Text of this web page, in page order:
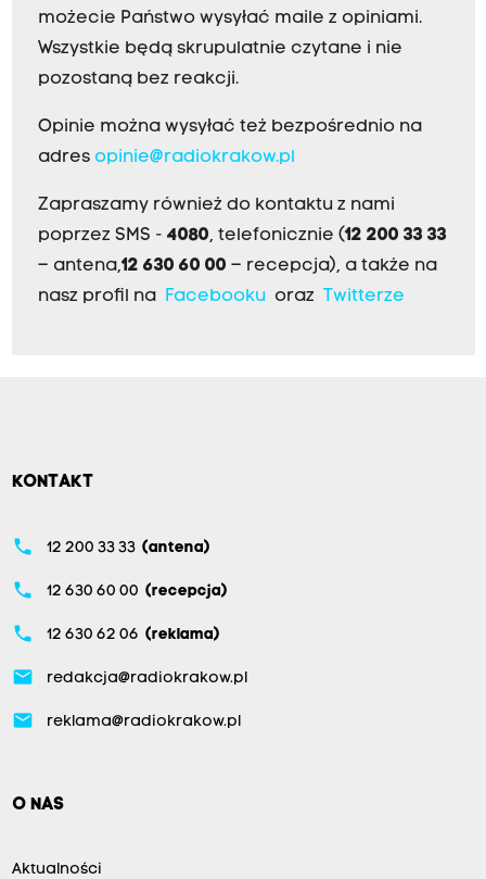
możecie Państwo wysyłać maile z opiniami.
Wszystkie będą skrupulatnie czytane i nie
pozostaną bez reakcji.
Opinie można wysyłać też bezpośrednio na
adres opinie@radiokrakow.pl
Zapraszamy również do kontaktu z nami
poprzez SMS - 4080, telefonicznie (12 200 33 33
– antena,12 630 60 00 – recepcja), a także na
nasz profil na
Facebookuoraz Twitterze
KONTAKT
phone 12 200 33 33 (antena)
phone 12 630 60 00 (recepcja)
phone 12 630 62 06 (reklama)
email redakcja@radiokrakow.pl
email reklama@radiokrakow.pl
O NAS
Aktualności